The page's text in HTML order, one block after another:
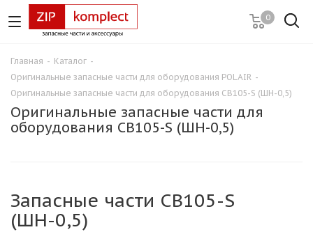
0
Главная - Каталог -
Оригинальные запасные части для оборудования POLAIR -
Оригинальные запасные части для оборудования CB105-S (ШН-0,5)
Оригинальные запасные части для
оборудования CB105-S (ШН-0,5)
Запасные части CB105-S
(ШН-0,5)